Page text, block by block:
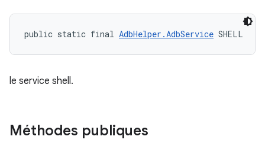
public static final AdbHelper.AdbService SHELL
le service shell.
Méthodes publiques